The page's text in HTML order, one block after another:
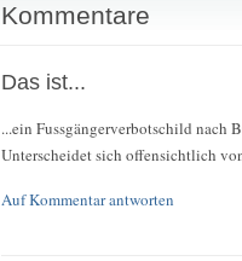
Kommentare
Das ist...
...ein Fussgängerverbotschild nach
Unterscheidet sich offensichtlich
Auf Kommentar antworten